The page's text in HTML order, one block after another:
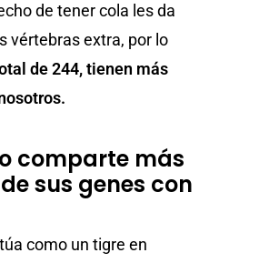
de tener cola les da
vértebras extra, por lo
de 244, tienen más
comparte más
sus genes con
como un tigre en